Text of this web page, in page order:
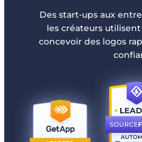
Des start-ups aux
les créateurs
concevoir des logos